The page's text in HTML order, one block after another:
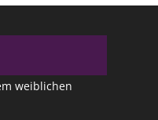
weiblichen